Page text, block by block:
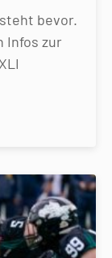
bevor.
Infos zur